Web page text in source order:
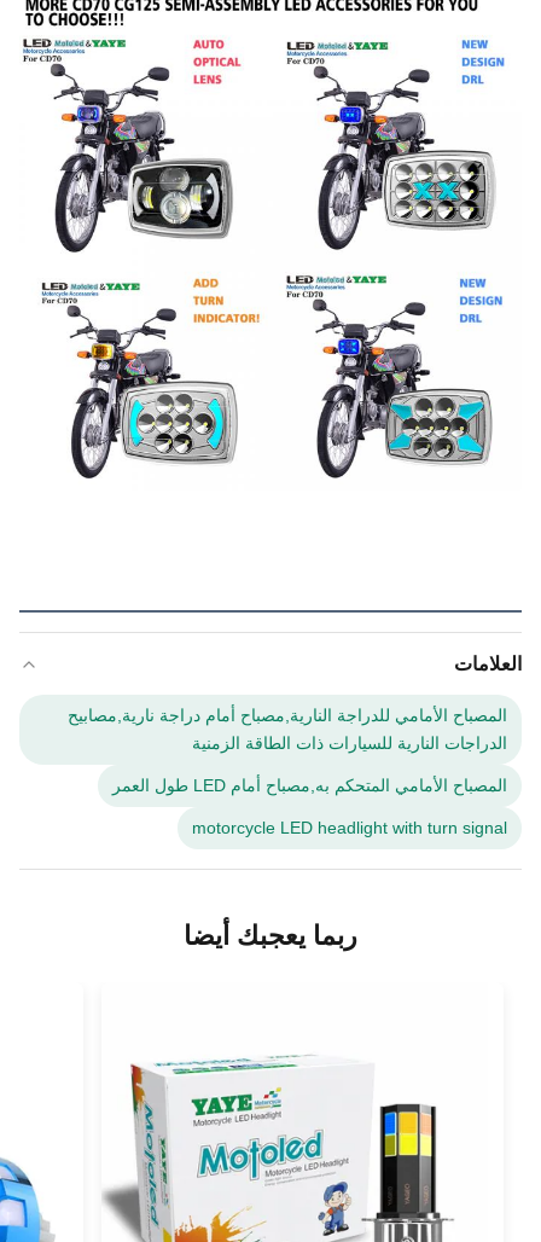
العلامات
المصباح الأمامي للدراجة النارية,مصباح أمام دراجة نارية,مصابيح
الدراجات النارية للسيارات ذات الطاقة الزمنية
المصباح الأمامي المتحكم به,مصباح أمام LED طول العمر
motorcycle LED headlight with turn signal
ربما يعجبك أيضا